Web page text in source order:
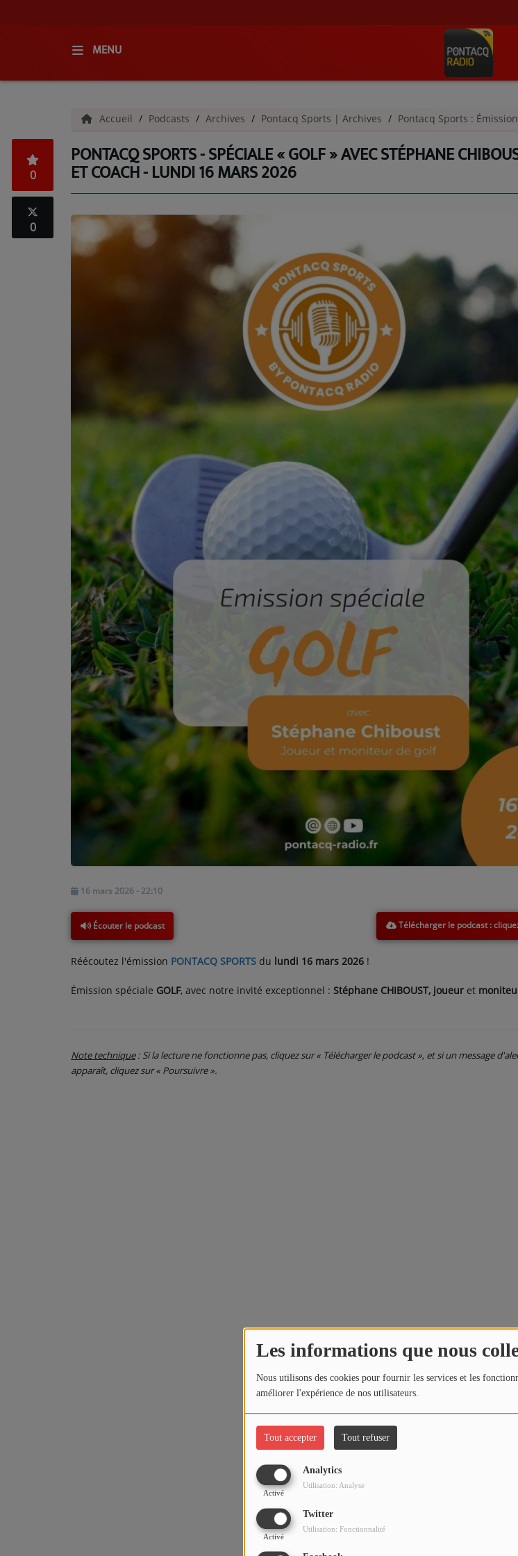
Les informations que nous
Nous utilisons des cookies pour fournir les services et les
améliorer l'expérience de nos utilisateurs.
Tout accepter Tout refuser
Analytics
Activé
Utilisation: Analyse
Twitter
Activé
Utilisation: Fonctionnalité
MENU
QUI SOMMES-NOUS ?
GRILLE DES PROGRAMMES
C'ÉTAIT QUOI CE TITRE ?
VOTRE PUBLICITÉ SUR PONTACQ RADIO
LOCATION DE STUDIOS
ÉDUCATION AUX MÉDIAS ET À
L'INFORMATION
EN QUOI ÇA CONSISTE ?
ÉCOUTEZ LES PRODUCTIONS
JEUX CONCOURS
RECRUTEMENT
VENEZ DANS LE PUBLIC !
CRÉATIONS AUDIOVISUELLES
PARTENAIRES
Accueil Podcasts Archives Pontacq Sports | Archives Pontacq Sports :
PONTACQ SPORTS - SPÉCIALE « GOLF » AVEC STÉPHANE
ET COACH - LUNDI 16 MARS 2026
0
0
16 mars 2026 - 22:10
Écouter le podcast Télécharger le podcast
Réécoutez l'émission PONTACQ SPORTS du lundi 16 mars 2026 !
Émission spéciale GOLF, avec notre invité exceptionnel : Stéphane CHIBOUST, joueur et
Note technique: Si la lecture ne fonctionne pas, cliquez sur « Télécharger le podcast », et si un message
apparaît, cliquez sur « Poursuivre ».
Émilie